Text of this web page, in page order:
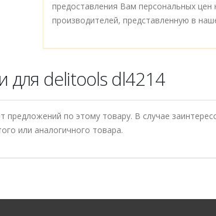
предоставления Вам персональных цен
производителей, представленную в
для delitools dl4214
по этому товару. В случае
или аналогичного товара.